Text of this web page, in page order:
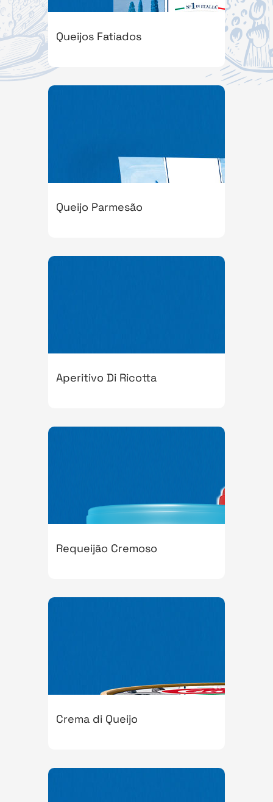
Queijos Fatiados
Queijo Parmesão
Aperitivo Di Ricotta
Requeijão Cremoso
Crema di Queijo